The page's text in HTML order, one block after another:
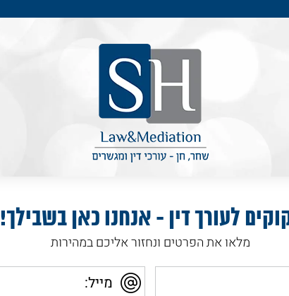
לעורך דין - אנחנו כאן בשבילך!
מלאו את הפרטים ונחזור אליכם במהירות
מייל